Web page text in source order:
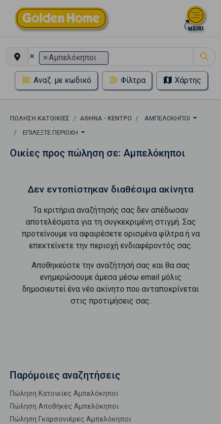
× ×Αμπελόκηποι
Αναζ. με κωδικό Φίλτρα Χάρτης
ΠΏΛΗΣΗ ΚΑΤΟΙΚΊΕΣ ΑΘΉΝΑ - ΚΈΝΤΡΟ
ΑΜΠΕΛΌΚΗΠΟΙ
ΕΠΙΛΈΞΤΕ ΠΕΡΙΟΧΉ
Οικίες προς πώληση σε: Αμπελόκηποι
Δεν εντοπίστηκαν διαθέσιμα ακίνητα
Τα κριτήρια αναζήτησής σας δεν απέδωσαν
αποτελέσματα για τη συγκεκριμένη στιγμή. Σας
προτείνουμε να αφαιρέσετε ορισμένα φίλτρα ή να
επεκτείνετε την περιοχή ενδιαφέροντός σας.
Αποθηκεύστε την αναζήτησή σας και θα σας
ενημερώσουμε άμεσα μέσω email μόλις
δημοσιευτεί ένα νέο ακίνητο που ανταποκρίνεται
στις προτιμήσεις σας.
Παρόμοιες αναζητήσεις
Πώληση Κατοικίες Αμπελόκηποι
Πώληση Αποθήκες Αμπελόκηποι
Πώληση Γκαρσονιέρες Αμπελόκηποι